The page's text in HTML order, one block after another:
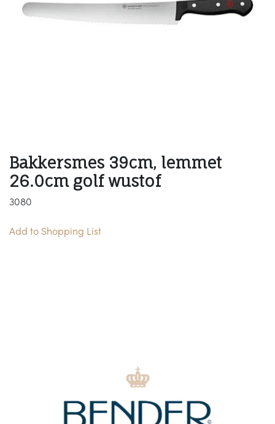
Bakkersmes 39cm, lemmet
26.0cm golf wustof
3080
Add to Shopping List